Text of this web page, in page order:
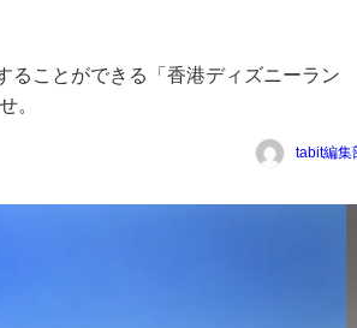
ることができる「香港ディズニーラン
。
tabit編集